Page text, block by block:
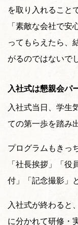
を取り入れることで
「素敵な会社で
ってもらえたら、
がるのではないで
入社式は懇親会パ
入社式当日、学生
ての第一歩を踏み
プログラムもきっ
「社長挨拶」「
付」「記念撮影」
入社式が終わると
に分かれて研修・